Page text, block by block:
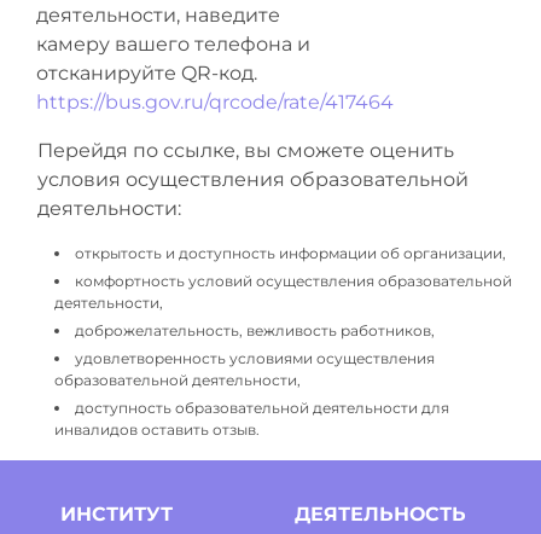
деятельности, наведите
камеру вашего телефона и
отсканируйте QR-код.
https://bus.gov.ru/qrcode/rate/417464
Перейдя по ссылке, вы сможете оценить
условия осуществления образовательной
деятельности:
открытость и доступность информации об организации,
комфортность условий осуществления образовательной
деятельности,
доброжелательность, вежливость работников,
удовлетворенность условиями осуществления
образовательной деятельности,
доступность образовательной деятельности для
инвалидов оставить отзыв.
ИНСТИТУТ ДЕЯТЕЛЬНОСТЬ